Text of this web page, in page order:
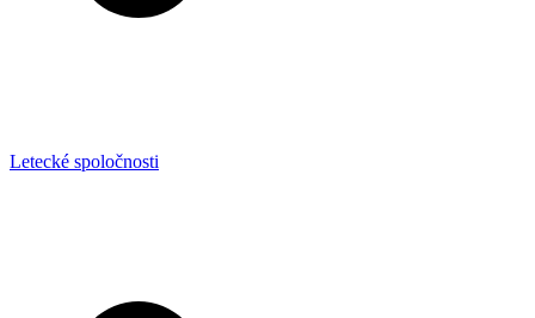
Letecké spoločnosti